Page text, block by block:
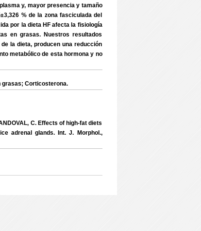
y, mayor presencia y tamaño
% de la zona fasciculada del
por la dieta HF afecta la fisiología
en grasas. Nuestros resultados
la dieta, producen una reducción
metabólico de esta hormona y no
grasas; Corticosterona.
C. Effects of high-fat diets
adrenal glands. Int. J. Morphol.,